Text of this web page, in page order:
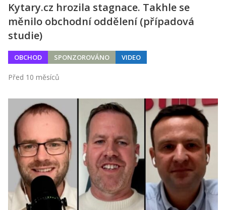
Kytary.cz hrozila stagnace. Takhle se
měnilo obchodní oddělení (případová
studie)
OBCHOD SPONZOROVÁNO VIDEO
Před 10 měsíců